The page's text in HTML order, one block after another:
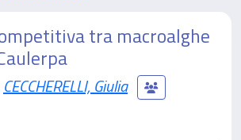
tra macroalghe
CECCHERELLI, Giulia